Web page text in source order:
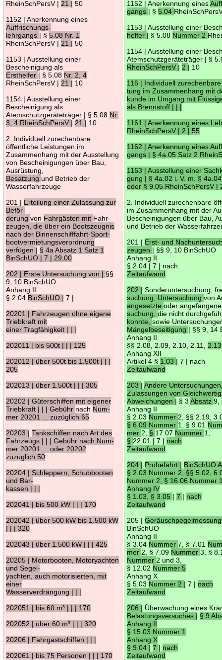
RheinSchPersV | 21 | 50
1152 | Anerkennung eines
Auffrischungs-
lehrgangs | §5.08 Nr. 1
RheinSchPersV | 21 | 50
1153 | Ausstellung einer
Bescheinigung als
Ersthelfer | § 5.08 Nr. 2, 4
RheinSchPersV | 21 | 10
1154 | Ausstellung einer
Bescheinigung als
Atemschutzgeräteträger | § 5.08 Nr.
3, 4 RheinSchPersV | 21 | 10
2. Individuell zurechenbare
öffentliche Leistungen im
Zusammenhang mit der Ausstellung
von Bescheinigungen über Bau,
Ausrüstung,
Besatzungund Betrieb der
Wasserfahrzeuge
201 | Erteilung einer Zulassung zur
Beför-
derungvon Fahrgästen mit Fahr-
zeugen, die über ein Bootszeugnis
nach der Binnenschifffahrt-Sport-
bootvermietungsverordnung
verfügen | § 4a Absatz 1 Satz 1
BinSchUO | 7 | 29,00
202 | Erste Untersuchung von | §§
9, 10 BinSchUO
Anhang II
§ 2.04 BinSchUO | 7 |
20201 | Fahrzeugen ohne eigene
Triebkraft mit
einer Tragfähigkeit | | |
202011 | bis 500t | | | 125
202012 | über 500t bis 1.500t | | |
205
202013 | über 1.500t | | | 305
20202 | Güterschiffen mit eigener
Triebkraft | | | Gebühr nach Num-
mer 20201 ... zuzüglich 65
20203 |Tankschiffen nach Art des
Fahrzeugs | | | Gebühr nach Num-
mer 20201 ... oder 20202
zuzüglich 50
20204 | Schleppern, Schubbooten
und Bar-
kassen | | |
202041 | bis 500 kW | | | 170
202042 | über 500 kW bis 1.500 kW
| | | 320
202043 | über 1.500 kW | | | 425
20205 | Motorbooten, Motoryachten
und Segel-
yachten, auch motorisierten, mit
einer
Wasserverdrängung | | |
202051 | bis 60 m³ | | | 170
202052 | über 60 m³ | | | 320
20206 | Fahrgastschiffen | | |
202061 | bis 75 Personen | | | 170
1152 | Anerkennung eines
gangs | §5.04
1153 | Ausstellung einer
helfer | § 5.08 Nummer 2
1154 | Ausstellung einer
Atemschutzgeräteträger | §
RheinSchPersV | 2 | 10
116 | Individuell
tung im Zusammenhang mit
kunde im Umgang mit
als Brennstoff | | |
1161 | Anerkennung eines
RheinSchPersV | 2 | 55
1162 | Anerkennung eines
gangs | § 4a.05 Satz 2
1163 | Ausstellung einer
gung | § 4a.02 i. V. m. §
oder § 9.05 RheinSchPersV |
2. Individuell zurechenbare
im Zusammenhang mit der
Bescheinigungen über Bau,
und Betrieb der
201 | Erst- und
zeugen | §§ 9, 10 BinSchUO
Anhang II
§ 2.04 | 7 | nach
Zeitaufwand
202 | Sonderuntersuchung,
suchung, Untersuchungvon
angesetzteoder
suchung,die nicht
konnte,sowie
Mängelbeseitigung | §§ 9, 14
Anhang II
§§ 2.08, 2.09, 2.10, 2.11, 2.13
Anhang XII
Artikel 4 § 1.03 | 7 | nach
Zeitaufwand
203 |Andere
Zulassungen von
Abweichungen | § 3Absatz9,
Anhang II
§ 2.03 Nummer 2, §§ 2.19,
§ 6.09 Nummer 1, § 9.01
mer 2, § 17.07 Nummer 1,
§ 22.01 | 7 | nach
Zeitaufwand
204 | Probefahrt | BinSchUO
§ 2.03 Nummer 2, §§ 5.02,
Nummer 2, § 16.06 Nummer
Anhang IV
§ 1.03, § 3.05 |7 | nach
Zeitaufwand
205 |
BinSchUO
Anhang II
§ 3.04 Nummer7, § 7.01
mer 2, § 7.09 Nummer3, §
Nummer 2 und 3,
§ 12.02 Nummer 5
Anhang X
§ 5.03 Nummer 2 | 7 | nach
Zeitaufwand
206 | Überwachung eines
Belastungsversuches | § 9
Anhang II
§ 15.03 Nummer 1
Anhang X
§ 9.04 |7 | nach
Zeitaufwand